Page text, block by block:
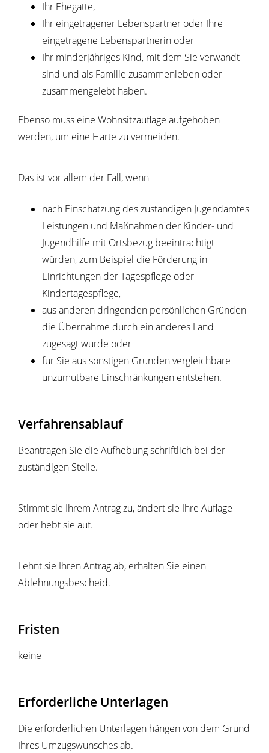
Ihr Ehegatte,
Ihr eingetragener Lebenspartner oder Ihre
eingetragene Lebenspartnerin oder
Ihr minderjähriges Kind, mit dem Sie verwandt
sind und als Familie zusammenleben oder
zusammengelebt haben.
Ebenso muss eine Wohnsitzauflage aufgehoben
werden, um eine Härte zu vermeiden.
Das ist vor allem der Fall, wenn
nach Einschätzung des zuständigen Jugendamtes
Leistungen und Maßnahmen der Kinder- und
Jugendhilfe mit Ortsbezug beeinträchtigt
würden, zum Beispiel die Förderung in
Einrichtungen der Tagespflege oder
Kindertagespflege,
aus anderen dringenden persönlichen Gründen
die Übernahme durch ein anderes Land
zugesagt wurde oder
für Sie aus sonstigen Gründen vergleichbare
unzumutbare Einschränkungen entstehen.
Verfahrensablauf
Beantragen Sie die Aufhebung schriftlich bei der
zuständigen Stelle.
Stimmt sie Ihrem Antrag zu, ändert sie Ihre Auflage
oder hebt sie auf.
Lehnt sie Ihren Antrag ab, erhalten Sie einen
Ablehnungsbescheid.
Fristen
keine
Erforderliche Unterlagen
Die erforderlichen Unterlagen hängen von dem Grund
Ihres Umzugswunsches ab.